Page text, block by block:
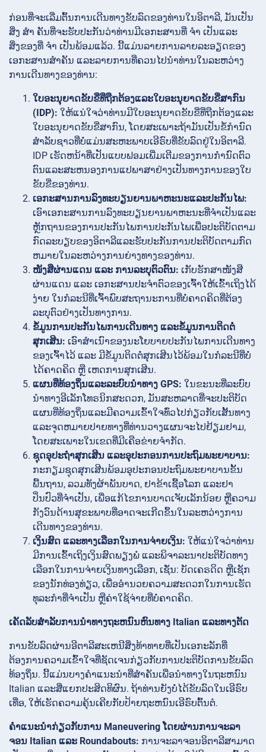
ກ່ອນທີ່ຈະເລີ່ມຕົ້ນການເດີນທາງຂັບລົດຂອງທ່ານໃນອິຕາລີ, ມັນເປັນ
ສິ່ງ ສຳ ຄັນທີ່ຈະຮັບປະກັນວ່າທ່ານມີເອກະສານທີ່ ຈຳ ເປັນແລະ
ສິ່ງຂອງທີ່ ຈຳ ເປັນພ້ອມແລ້ວ. ນີ້ແມ່ນລາຍການລາຍລະອຽດຂອງ
ເອກະສານສຳຄັນ ແລະລາຍການທີ່ຄວນໄປນຳທ່ານໃນລະຫວ່າງ
ການເດີນທາງຂອງທ່ານ:
ໃບອະນຸຍາດຂັບຂີ່ທີ່ຖືກຕ້ອງແລະໃບອະນຸຍາດຂັບຂີ່ສາກົນ
(IDP): ໃຫ້ແນ່ໃຈວ່າທ່ານມີໃບອະນຸຍາດຂັບຂີ່ທີ່ຖືກຕ້ອງແລະ
ໃບອະນຸຍາດຂັບຂີ່ສາກົນ, ໂດຍສະເພາະຖ້າມັນເປັນຂໍ້ກໍານົດ
ສໍາລັບຊາວທີ່ບໍ່ແມ່ນສະຫະພາບເອີຣົບທີ່ຂັບລົດຢູ່ໃນອິຕາລີ.
IDP ເຮັດຫນ້າທີ່ເປັນແບບຟອມເພີ່ມເຕີມຂອງການກໍານົດຕົວ
ຕົນແລະສະຫນອງການແປພາສາຢ່າງເປັນທາງການຂອງໃບ
ຂັບຂີ່ຂອງທ່ານ.
ເອກະສານການລົງທະບຽນຍານພາຫະນະແລະປະກັນໄພ:
ເອົາເອກະສານການລົງທະບຽນຍານພາຫະນະທີ່ຈໍາເປັນແລະ
ຫຼັກຖານຂອງການປະກັນໄພການປະກັນໄພເພື່ອປະຕິບັດຕາມ
ກົດລະບຽບຂອງອິຕາລີແລະຮັບປະກັນການປະຕິບັດຕາມກົດ
ຫມາຍໃນລະຫວ່າງການຍ່າງທາງຂອງທ່ານ.
ໜັງສືຜ່ານແດນ ແລະ ການລະບຸຕົວຕົນ: ເກັບຮັກສາໜັງສື
ຜ່ານແດນ ແລະ ເອກະສານປະຈຳຕົວຂອງເຈົ້າໃຫ້ເຂົ້າເຖິງໄດ້
ງ່າຍ ໃນກໍລະນີທີ່ເຈົ້າພົບສະຖານະການທີ່ບໍ່ຄາດຄິດທີ່ຕ້ອງ
ລະບຸຕົວຢ່າງເປັນທາງການ.
ຂໍ້ມູນການປະກັນໄພການເດີນທາງ ແລະຂໍ້ມູນການຕິດຕໍ່
ສຸກເສີນ: ເອົາສຳເນົາຂອງນະໂຍບາຍປະກັນໄພການເດີນທາງ
ຂອງເຈົ້າໄວ້ ແລະ ມີຂໍ້ມູນຕິດຕໍ່ສຸກເສີນໄວ້ພ້ອມໃນກໍລະນີທີ່ບໍ່
ໄດ້ຄາດຄິດ ຫຼື ເຫດການສຸກເສີນ.
ແຜນທີ່ທ້ອງຖິ່ນແລະລະບົບນໍາທາງ GPS: ໃນຂະນະທີ່ລະບົບ
ນໍາທາງອີເລັກໂທຣນິກສະດວກ, ມັນສະຫລາດທີ່ຈະປະຕິບັດ
ແຜນທີ່ທ້ອງຖິ່ນແລະມີຄວາມເຂົ້າໃຈທົ່ວໄປກ່ຽວກັບເສັ້ນທາງ
ແລະຈຸດຫມາຍປາຍທາງທີ່ທ່ານວາງແຜນຈະໄປຢ້ຽມຢາມ,
ໂດຍສະເພາະໃນເຂດທີ່ມີເຄືອຂ່າຍຈໍາກັດ.
ຊຸດອຸປະຖຳສຸກເສີນ ແລະອຸປະກອນການປະຖົມພະຍາບານ:
ກະກຽມຊຸດສຸກເສີນພ້ອມອຸປະກອນປະຖົມພະຍາບານຂັ້ນ
ພື້ນຖານ, ລວມທັງຜ້າພັນບາດ, ຢາຂ້າເຊື້ອໂລກ ແລະຢາ
ປິ່ນປົວທີ່ຈຳເປັນ, ເພື່ອແກ້ໄຂການບາດເຈັບເລັກນ້ອຍ ຫຼືຄວາມ
ກັງວົນດ້ານສຸຂະພາບທີ່ອາດຈະເກີດຂຶ້ນໃນລະຫວ່າງການ
ເດີນທາງຂອງທ່ານ.
ເງິນສົດ ແລະທາງເລືອກໃນການຈ່າຍເງິນ: ໃຫ້ແນ່ໃຈວ່າທ່ານ
ມີການເຂົ້າເຖິງເງິນສົດພຽງພໍ ແລະພິຈາລະນາປະຕິບັດທາງ
ເລືອກໃນການຈ່າຍເງິນທາງເລືອກ, ເຊັ່ນ: ບັດເຄຣດິດ ຫຼືເຊັກ
ຂອງນັກທ່ອງທ່ຽວ, ເພື່ອອໍານວຍຄວາມສະດວກໃນການເຮັດ
ທຸລະກໍາທີ່ຈໍາເປັນ ຫຼືຄ່າໃຊ້ຈ່າຍທີ່ບໍ່ຄາດຄິດ.
ເຄັດ​ລັບ​ສໍາ​ລັບ​ການ​ນໍາ​ທາງ​ຖະ​ຫນົນ​ຫົນ​ທາງ Italian ແລະ​ທາງ​ຕັດ​
ການຂັບລົດຜ່ານອີຕາລີສະເຫນີສິ່ງທ້າທາຍທີ່ເປັນເອກະລັກທີ່
ຕ້ອງການຄວາມເຂົ້າໃຈທີ່ຊັດເຈນກ່ຽວກັບການປະຕິບັດການຂັບລົດ
ທ້ອງຖິ່ນ. ນີ້ແມ່ນບາງຄໍາແນະນໍາທີ່ສໍາຄັນເພື່ອນໍາທາງໃນຖະຫນົນ
Italian ແລະສີ່ແຍກປະສິດທິຜົນ. ຖ້າທ່ານຍັງບໍ່ໄດ້ຂັບລົດໃນເອີຣົບ
ເທື່ອ, ໃຫ້ເຮັດຄວາມຄຸ້ນເຄີຍກັບປ້າຍຖະຫນົນເອີຣົບຕົ້ນຕໍ.
ຄໍາແນະນໍາກ່ຽວກັບການ Maneuvering ໂດຍຜ່ານການຈະລາ
ຈອນ Italian ແລະ Roundabouts: ການຈະລາຈອນອິຕາລີສາມາດ